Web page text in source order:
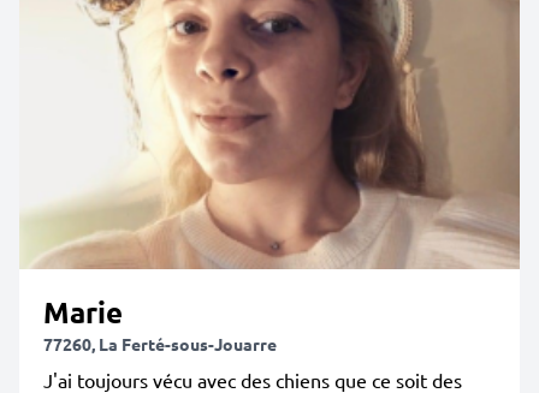
Marie
77260, La Ferté-sous-Jouarre
J'ai toujours vécu avec des chiens que ce soit des